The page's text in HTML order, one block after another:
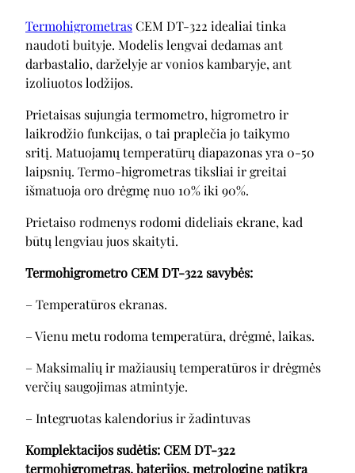
TermohigrometrasCEM DT-322 idealiai tinka
naudoti buityje. Modelis lengvai dedamas ant
darbastalio, darželyje ar vonios kambaryje, ant
izoliuotos lodžijos.
Prietaisas sujungia termometro, higrometro ir
laikrodžio funkcijas, o tai praplečia jo taikymo
sritį. Matuojamų temperatūrų diapazonas yra 0-50
laipsnių. Termo-higrometras tiksliai ir greitai
išmatuoja oro drėgmę nuo 10% iki 90%.
Prietaiso rodmenys rodomi dideliais ekrane, kad
būtų lengviau juos skaityti.
Termohigrometro CEM DT-322 savybės:
– Temperatūros ekranas.
– Vienu metu rodoma temperatūra, drėgmė, laikas.
– Maksimalių ir mažiausių temperatūros ir drėgmės
verčių saugojimas atmintyje.
– Integruotas kalendorius ir žadintuvas
Komplektacijos sudėtis: CEM DT-322
termohigrometras, baterijos, metrologine patikra